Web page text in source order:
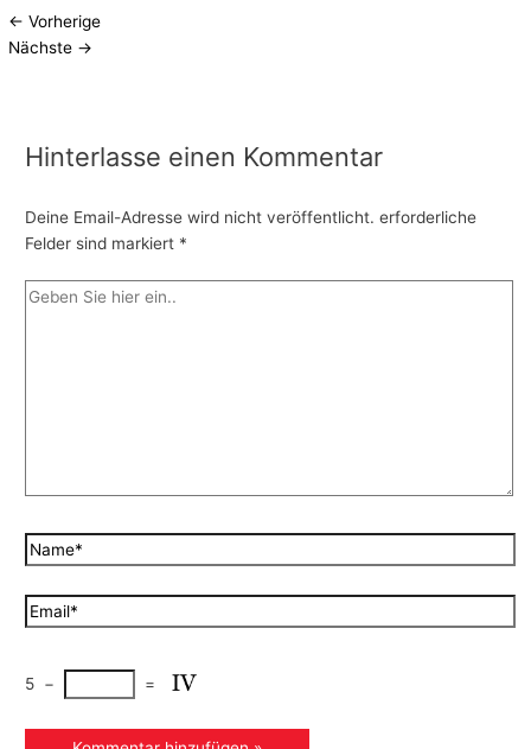
← Vorherige
Nächste →
Hinterlasse einen Kommentar
Deine Email-Adresse wird nicht veröffentlicht. erforderliche
Felder sind markiert *
5 − =